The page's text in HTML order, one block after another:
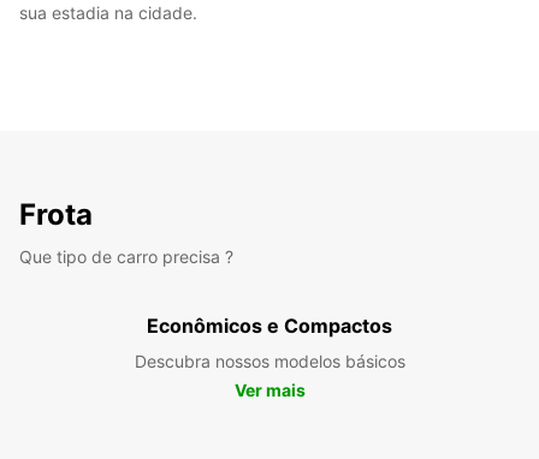
sua estadia na cidade.
Frota
Que tipo de carro precisa ?
Econômicos e Compactos
Descubra nossos modelos básicos
Ver mais